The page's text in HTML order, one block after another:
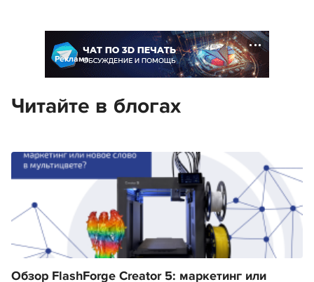
Реклама
Читайте в блогах
Обзор FlashForge Creator 5: маркетинг или